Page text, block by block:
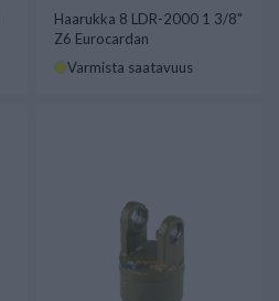
Haarukka 8 LDR-2000 1 3/8"
Z6 Eurocardan
Varmista saatavuus